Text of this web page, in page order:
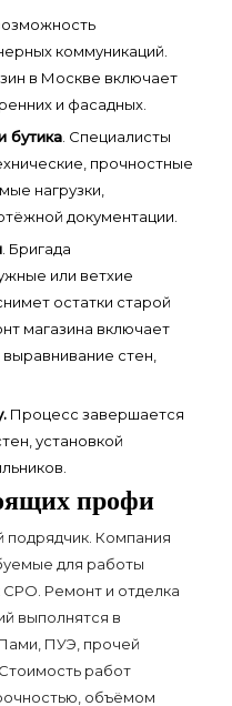
коммуникаций.
в Москве включает
и фасадных.
бутика . Специалисты
прочностные
нагрузки,
документации.
. Бригада
или ветхие
остатки старой
магазина включает
стен,
Процесс завершается
установкой
профи
Компания
для работы
СРО. Ремонт и отделка
выполнятся в
ПУЭ, прочей
работ
объёмом